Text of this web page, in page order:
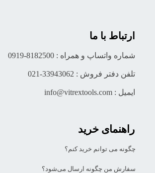
راهنمای خرید
چگونه می توانم خرید کنم؟
سفارش من چگونه ارسال می‌شود؟
ارتباط با ما
شماره واتساپ و همراه : 8182500-0919
تلفن دفتر فروش : 33943062-021
ایمیل : info@vitrextools.com